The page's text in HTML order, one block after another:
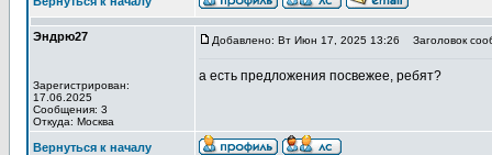
Эндрю27
Зарегистрирован:
17.06.2025
Сообщения: 3
Откуда: Москва
Добавлено: Вт Июн 17, 2025 13:26 Заголовок
а есть предложения посвежее, ребят?
Вернуться к началу